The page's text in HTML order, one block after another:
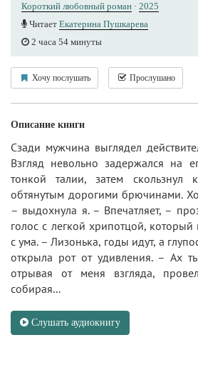
Короткий любовный роман · 2025
Читает Екатерина Пушкарева
2 часа 54 минуты
Хочу послушать Прослушано
Описание книги
Сзади мужчина выглядел
Взгляд невольно задержался на
тонкой талии, затем скользнул
обтянутым дорогими брючинами.
– выдохнула я. – Впечатляет, –
голос с легкой хрипотцой,
с ума. – Лизонька, годы идут, а
открыла рот от удивления. – Ах
отрывая от меня взгляда,
собирая...
Слушать аудиокнигу